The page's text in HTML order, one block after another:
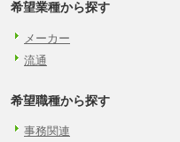
希望業種から探す
メーカー
流通
希望職種から探す
事務関連